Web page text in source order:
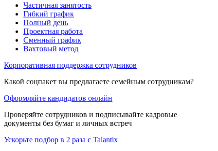
Частичная занятость
Гибкий график
Полный день
Проектная работа
Сменный график
Вахтовый метод
Корпоративная поддержка сотрудников
Какой соцпакет вы предлагаете семейным сотрудникам?
Оформляйте кандидатов онлайн
Проверяйте сотрудников и подписывайте кадровые
документы без бумаг и личных встреч
Ускорьте подбор в 2 раза с Talantix